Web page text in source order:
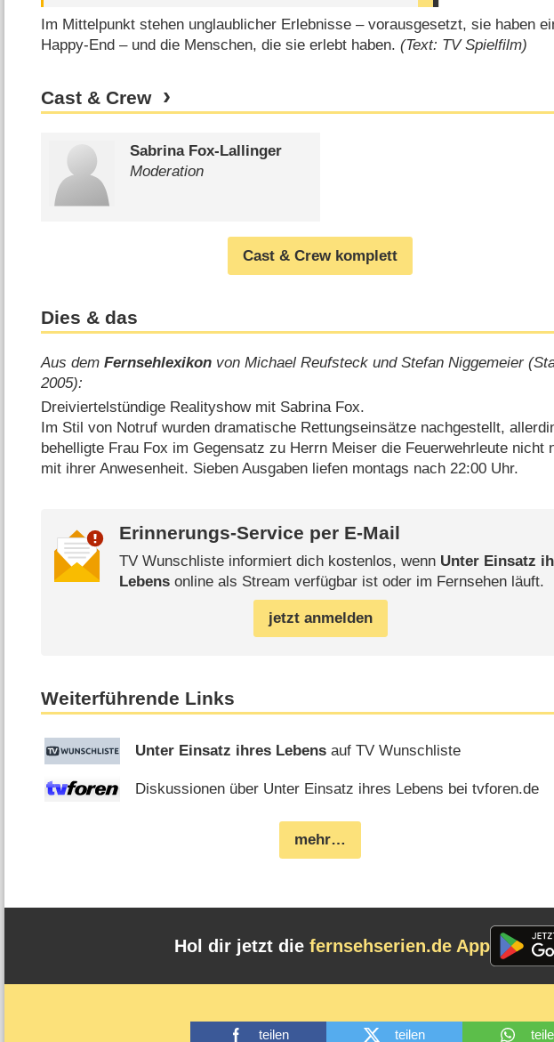
Im Mittelpunkt stehen unglaublicher Erlebnisse – vorausgesetzt, sie haben
Happy-End – und die Menschen, die sie erlebt haben.(Text: TV Spielfilm)
Cast & Crew
Sabrina Fox-Lallinger
Moderation
Cast & Crew komplett
Dies & das
Aus demFernsehlexikon von Michael Reufsteck und Stefan Niggemeier
2005):
Dreiviertelstündige Realityshow mit Sabrina Fox.
Im Stil von Notruf wurden dramatische Rettungseinsätze nachgestellt,
behelligte Frau Fox im Gegensatz zu Herrn Meiser die Feuerwehrleute nicht
mit ihrer Anwesenheit. Sieben Ausgaben liefen montags nach 22:00 Uhr.
Erinnerungs-Service per E-Mail
TV Wunschliste informiert dich kostenlos, wenn Unter Einsatz
Lebensonline als Stream verfügbar ist oder im Fernsehen läuft.
jetzt anmelden
Weiterführende Links
Unter Einsatz ihres Lebens auf TV Wunschliste
Diskussionen über Unter Einsatz ihres Lebens bei tvforen.de
mehr…
Hol dir jetzt die fernsehserien.de App
teilen teilen